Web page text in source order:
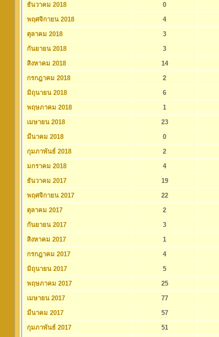
ธันวาคม 2018
0
พฤศจิกายน 2018
4
ตุลาคม 2018
3
กันยายน 2018
3
สิงหาคม 2018
14
กรกฎาคม 2018
2
มิถุนายน 2018
6
พฤษภาคม 2018
1
เมษายน 2018
23
มีนาคม 2018
0
กุมภาพันธ์ 2018
2
มกราคม 2018
4
ธันวาคม 2017
19
พฤศจิกายน 2017
22
ตุลาคม 2017
2
กันยายน 2017
3
สิงหาคม 2017
1
กรกฎาคม 2017
4
มิถุนายน 2017
5
พฤษภาคม 2017
25
เมษายน 2017
77
มีนาคม 2017
57
กุมภาพันธ์ 2017
51